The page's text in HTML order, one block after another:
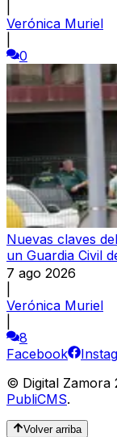
Verónica Muriel
0
Nuevas claves
un Guardia Civil
7 ago 2026
Verónica Muriel
8
Facebook
© Digital Zamora
PubliCMS.
Volver arriba